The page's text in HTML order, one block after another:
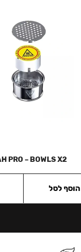
PRO – BOWLS X2
הוסף לסל